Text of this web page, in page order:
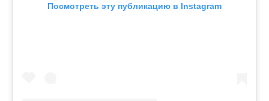
Посмотреть эту публикацию в Instagram